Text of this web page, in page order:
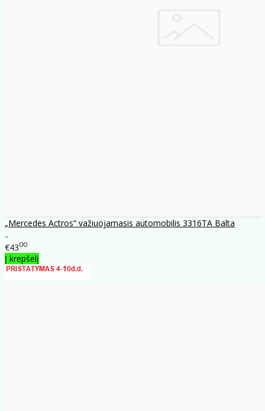
„Mercedes Actros“ važiuojamasis automobilis 3316TA Balta
..
€4300
Į krepšelį